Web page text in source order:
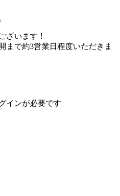
ざいます！
まで約3営業日程度いただきま
インが必要です